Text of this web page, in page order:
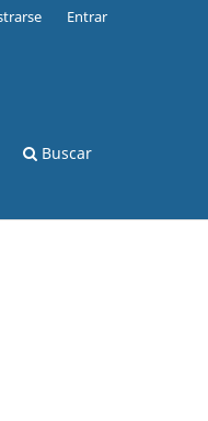
Buscar
Entrar